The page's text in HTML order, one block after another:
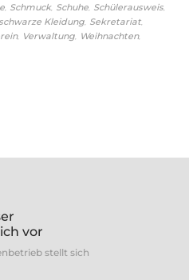
, Schmuck, Schuhe, Schülerausweis,
Kleidung, Sekretariat,
, Verwaltung, Weihnachten,
stellt sich